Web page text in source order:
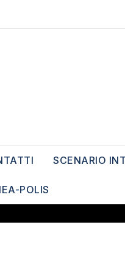
SCENARIO
POLIS